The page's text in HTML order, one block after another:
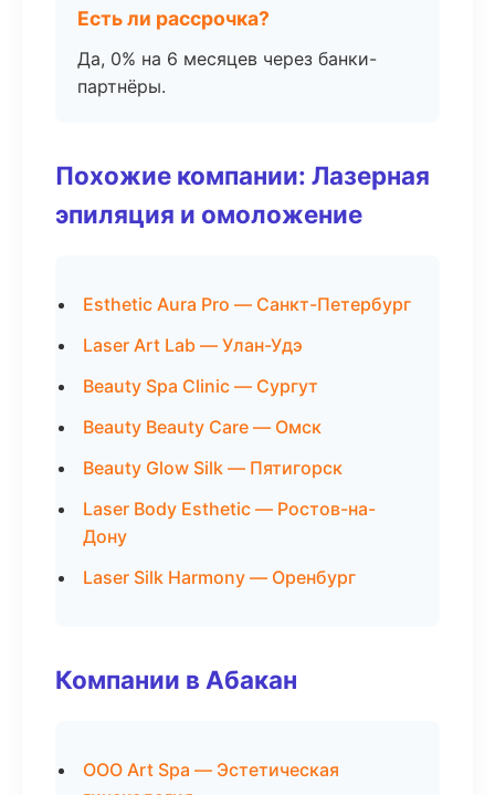
Есть ли рассрочка?
Да, 0% на 6 месяцев через банки-
партнёры.
Похожие компании: Лазерная
эпиляция и омоложение
Esthetic Aura Pro — Санкт-Петербург
Laser Art Lab — Улан-Удэ
Beauty Spa Clinic — Сургут
Beauty Beauty Care — Омск
Beauty Glow Silk — Пятигорск
Laser Body Esthetic — Ростов-на-
Дону
Laser Silk Harmony — Оренбург
Компании в Абакан
ООО Art Spa — Эстетическая